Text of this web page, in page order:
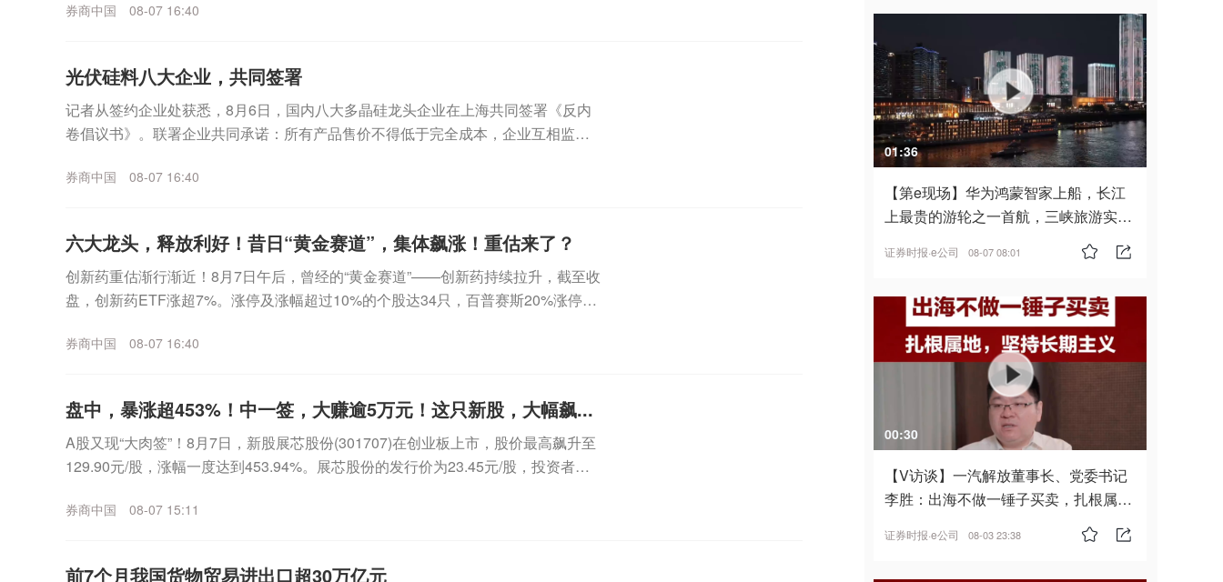
券商中国 08-07 16:40
光伏硅料八大企业，共同签署
记者从签约企业处获悉，8月6日，国内八大多晶硅龙头企业在上海共同签署《反内
卷倡议书》。联署企业共同承诺：所有产品售价不得低于完全成本，企业互相监督
券商中国 08-07 16:40
六大龙头，释放利好！昔日“黄金赛道”，集体飙涨！重估来了？
创新药重估渐行渐近！8月7日午后，曾经的“黄金赛道”——创新药持续拉升，截至收
盘，创新药ETF涨超7%。涨停及涨幅超过10%的个股达34只，百普赛斯20%涨停，
券商中国 08-07 16:40
盘中，暴涨超453%！中一签，大赚逾5万元！这只新股，大幅飙...
A股又现“大肉签”！8月7日，新股展芯股份(301707)在创业板上市，股价最高飙升至
129.90元/股，涨幅一度达到453.94%。展芯股份的发行价为23.45元/股，投资者中
券商中国 08-07 15:11
前7个月我国货物贸易进出口超30万亿元
01:36
【第e现场】华为鸿蒙智家上船，长江
上最贵的游轮之一首航，三峡旅游实
证券时报·e公司 08-07 08:01
00:30
【V访谈】一汽解放董事长、党委书记
李胜：出海不做一锤子买卖，扎根属
证券时报·e公司 08-03 23:38